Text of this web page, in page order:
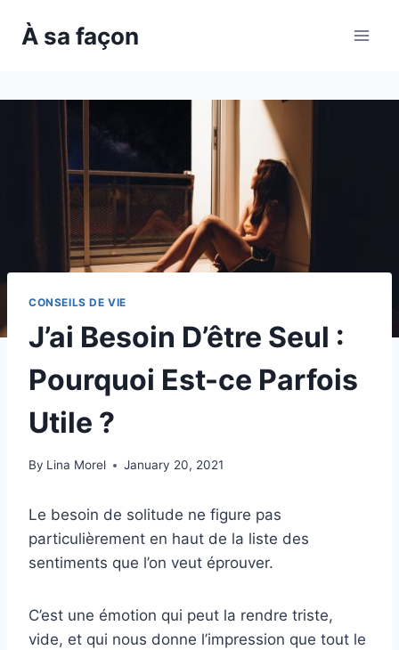
À sa façon
CONSEILS DE VIE
J’ai Besoin D’être Seul :
Pourquoi Est-ce Parfois
Utile ?
By Lina Morel January 20, 2021
Le besoin de solitude ne figure pas
particulièrement en haut de la liste des
sentiments que l’on veut éprouver.
C’est une émotion qui peut la rendre triste,
vide, et qui nous donne l’impression que tout le